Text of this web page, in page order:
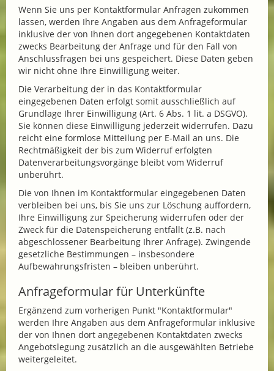
Wenn Sie uns per Kontaktformular Anfragen zukommen
lassen, werden Ihre Angaben aus dem Anfrageformular
inklusive der von Ihnen dort angegebenen Kontaktdaten
zwecks Bearbeitung der Anfrage und für den Fall von
Anschlussfragen bei uns gespeichert. Diese Daten geben
wir nicht ohne Ihre Einwilligung weiter.
Die Verarbeitung der in das Kontaktformular
eingegebenen Daten erfolgt somit ausschließlich auf
Grundlage Ihrer Einwilligung (Art. 6 Abs. 1 lit. a DSGVO).
Sie können diese Einwilligung jederzeit widerrufen. Dazu
reicht eine formlose Mitteilung per E-Mail an uns. Die
Rechtmäßigkeit der bis zum Widerruf erfolgten
Datenverarbeitungsvorgänge bleibt vom Widerruf
unberührt.
Die von Ihnen im Kontaktformular eingegebenen Daten
verbleiben bei uns, bis Sie uns zur Löschung auffordern,
Ihre Einwilligung zur Speicherung widerrufen oder der
Zweck für die Datenspeicherung entfällt (z.B. nach
abgeschlossener Bearbeitung Ihrer Anfrage). Zwingende
gesetzliche Bestimmungen – insbesondere
Aufbewahrungsfristen – bleiben unberührt.
Anfrageformular für Unterkünfte
Ergänzend zum vorherigen Punkt "Kontaktformular"
werden Ihre Angaben aus dem Anfrageformular inklusive
der von Ihnen dort angegebenen Kontaktdaten zwecks
Angebotslegung zusätzlich an die ausgewählten Betriebe
weitergeleitet.